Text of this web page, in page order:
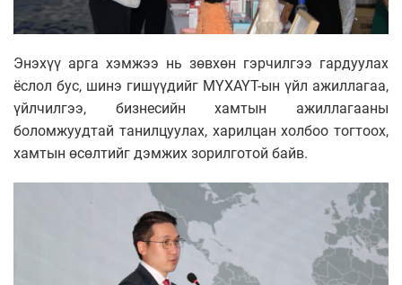
Энэхүү арга хэмжээ нь зөвхөн гэрчилгээ гардуулах
ёслол бус, шинэ гишүүдийг МҮХАҮТ-ын үйл ажиллагаа,
үйлчилгээ, бизнесийн хамтын ажиллагааны
боломжуудтай танилцуулах, харилцан холбоо тогтоох,
хамтын өсөлтийг дэмжих зорилготой байв.